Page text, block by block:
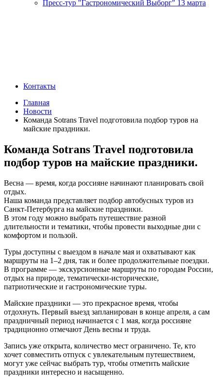
Пресс-тур "Гастрономический Выборг" 13 марта
Контакты
Главная
Новости
Команда Sotrans Travel подготовила подбор туров на
майские праздники.
Команда Sotrans Travel подготовила
подбор туров на майские праздники.
Весна — время, когда россияне начинают планировать свой
отдых.
Наша команда представляет подбор автобусных туров из
Санкт-Петербурга на майские праздники.
В этом году можно выбрать путешествие разной
длительности и тематики, чтобы провести выходные дни с
комфортом и пользой.
Туры доступны с выездом в начале мая и охватывают как
маршруты на 1–2 дня, так и более продолжительные поездки.
В программе — экскурсионные маршруты по городам России,
отдых на природе, тематически-исторические,
патриотические и гастрономические туры.
Майские праздники — это прекрасное время, чтобы
отдохнуть. Первый выезд запланирован в конце апреля, а сам
праздничный период начинается с 1 мая, когда россияне
традиционно отмечают День весны и труда.
Запись уже открыта, количество мест ограничено. Те, кто
хочет совместить отпуск с увлекательным путешествием,
могут уже сейчас выбрать тур, чтобы отметить майские
праздники интересно и насыщенно.